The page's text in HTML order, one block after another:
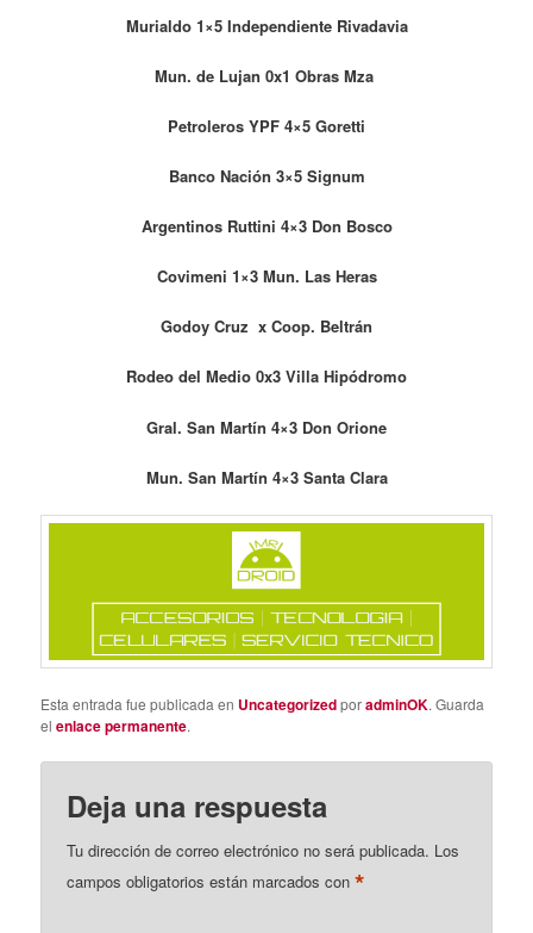
Murialdo 1×5 Independiente Rivadavia
Mun. de Lujan 0x1 Obras Mza
Petroleros YPF 4×5 Goretti
Banco Nación 3×5 Signum
Argentinos Ruttini 4×3 Don Bosco
Covimeni 1×3 Mun. Las Heras
Godoy Cruz x Coop. Beltrán
Rodeo del Medio 0x3 Villa Hipódromo
Gral. San Martín 4×3 Don Orione
Mun. San Martín 4×3 Santa Clara
Esta entrada fue publicada en UncategorizedporadminOK. Guarda
elenlace permanente.
Deja una respuesta
Tu dirección de correo electrónico no será publicada. Los
campos obligatorios están marcados con*